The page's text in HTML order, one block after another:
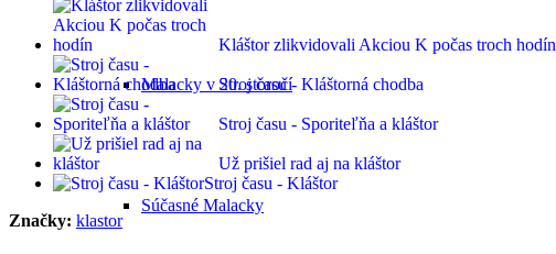
Malacky v 20. storočí
Súčasné Malacky
Kláštor zlikvidovali Akciou K počas troch hodín
Stroj času - Kláštorná chodba
Stroj času - Sporiteľňa a kláštor
Už prišiel rad aj na kláštor
Stroj času - Kláštor
Značky: klastor